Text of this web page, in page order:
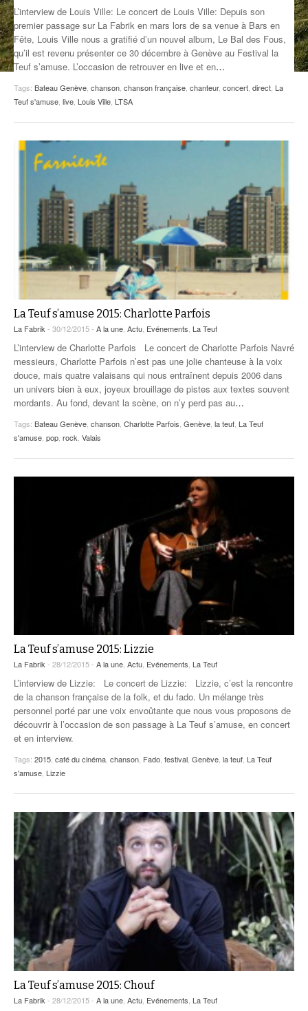
ANCIENNES ÉMISSIONS
L’interview de Louis Ville: Le concert de Louis Ville: Depuis son
premier passage sur La Fabrik en mars lors de sa venue à Bars en
Fête, Louis Ville nous a gratifié d’un nouvel album, Le Bal des Fous,
qu’il est revenu présenter ce 30 décembre à Genève au Festival la
Teuf s’amuse. L’occasion de retrouver en live et en…
Tags: Bateau Genève chanson chanson française chanteur, concert direct La
Teuf s'amuse live Louis Ville LTSA
La Teuf s’amuse 2015: Charlotte Parfois
La Fabrik - 30/12/2015 - A la une Actu Evénements La Teuf
L’interview de Charlotte Parfois Le concert de Charlotte Parfois Navré
messieurs, Charlotte Parfois n’est pas une jolie chanteuse à la voix
douce, mais quatre valaisans qui nous entraînent depuis 2006 dans
un univers bien à eux, joyeux brouillage de pistes aux textes souvent
mordants. Au fond, devant la scène, on n’y perd pas au…
Tags: Bateau Genève chanson Charlotte Parfois Genève la teuf La Teuf
s'amuse pop rock Valais
La Teuf s’amuse 2015: Lizzie
La Fabrik- 28/12/2015 - A la une, Actu, Evénements, La Teuf
L’interview de Lizzie: Le concert de Lizzie: Lizzie, c’est la rencontre
de la chanson française de la folk, et du fado. Un mélange très
personnel porté par une voix envoûtante que nous vous proposons de
découvrir à l’occasion de son passage à La Teuf s’amuse, en concert
et en interview.
Tags: 2015, café du cinéma, chanson, Fado, festival, Genève, la teuf, La Teuf
s'amuse, Lizzie
La Teuf s’amuse 2015: Chouf
La Fabrik - 28/12/2015 - A la une Actu Evénements La Teuf